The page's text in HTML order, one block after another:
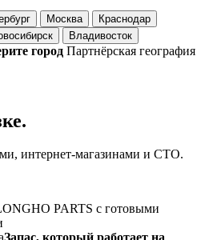
Москва
Краснодар
Владивосток
город Партнёрская география
интернет-магазинами и СТО.